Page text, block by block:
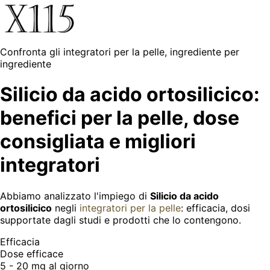
Confronta gli integratori per la pelle, ingrediente per
ingrediente
Silicio da acido ortosilicico:
benefici per la pelle, dose
consigliata e migliori
integratori
Abbiamo analizzato l'impiego di Silicio da acido
ortosilicico negli integratori per la pelle: efficacia, dosi
supportate dagli studi e prodotti che lo contengono.
Efficacia
Dose efficace
5 - 20 mg al giorno